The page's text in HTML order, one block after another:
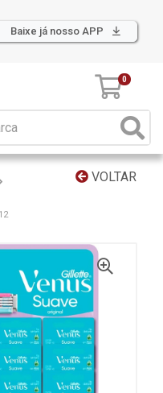
Baixe já nosso APP
0
VOLTAR